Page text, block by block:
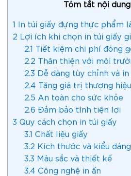
Tóm tắt nội dung
1 In túi giấy đựng thực phẩm
2 Lợi ích khi chọn in túi giấy
2.1 Tiết kiệm chi phí đóng
2.2 Thân thiện với môi
2.3 Dễ dàng tùy chỉnh và in
2.4 Tăng giá trị thương hiệu
2.5 An toàn cho sức khỏe
2.6 Đảm bảo tính tiện lợi
3 Quy cách chọn in túi giấy
3.1 Chất liệu giấy
3.2 Kích thước và kiểu dáng
3.3 Màu sắc và thiết kế
3.4 Công nghệ in ấn